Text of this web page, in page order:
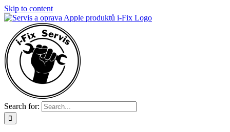
Skip to content
Search for: